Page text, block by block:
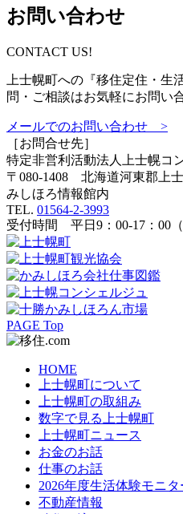
お問い合わせ
CONTACT US!
上士幌町への『移住定住・生
問・ご相談はお気軽にお問い
メールでのお問い合わせ >
［お問合せ先］
特定非営利活動法人
上士幌コ
〒080-1408 北海道河東郡上
みしほろ情報館内
TEL. 01564-2-3993
受付時間 平日9：00-17：00（
PAGE Top
HOME
上士幌町について
上士幌町の取組み
数字で見る上士幌町
上士幌町ニュース
お金のお話
仕事のお話
2026年度生活体験モニタ
不動産情報